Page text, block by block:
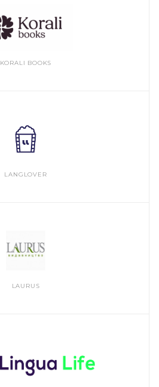
KORALI BOOKS
LANGLOVER
LAURUS